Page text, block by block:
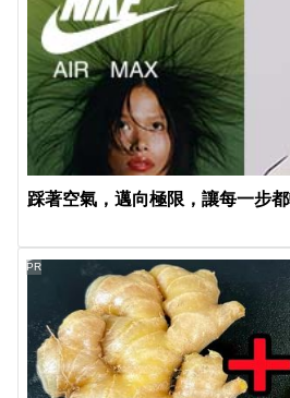
踩著空氣，邁向極限，讓每一步
PR